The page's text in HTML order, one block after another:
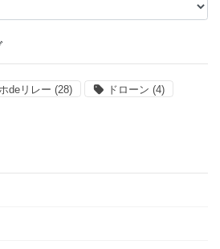
deリレー (28) ドローン (4)